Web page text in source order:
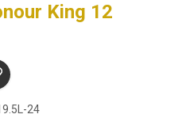
King 12
24